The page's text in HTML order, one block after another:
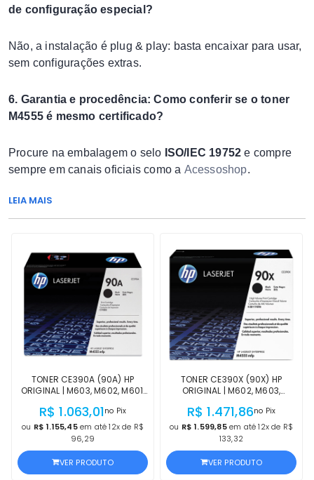
de configuração especial?
Não, a instalação é plug & play: basta encaixar para usar,
sem configurações extras.
6. Garantia e procedência: Como conferir se o toner
M4555 é mesmo certificado?
Procure na embalagem o selo ISO/IEC 19752 e compre
sempre em canais oficiais como a Acessoshop.
LEIA MAIS
TONER CE390A (90A) HP
ORIGINAL | M603, M602, M601,
M603DN, M602X, M602N,
M601N, M601DN, M4555 |
PRODUTO OFICIAL HP LACRADO
R$ 1.063,01no Pix
ou R$ 1.155,45em até 12x de R$
96,29
VER PRODUTO
TONER CE390X (90X) HP
ORIGINAL | M602, M603,
M4555F, M603XH, M603N,
M602X, M602N | PRODUTO
OFICIAL HP LACRADO
R$ 1.471,86no Pix
ou R$ 1.599,85em até 12x de R$
133,32
VER PRODUTO